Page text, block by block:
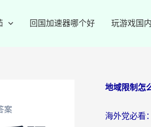
回国加速器哪个好 玩游戏国
案
地域限制怎